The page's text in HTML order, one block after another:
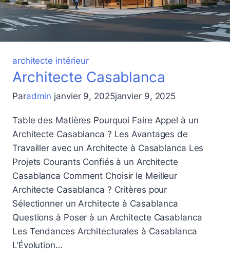
architecte intérieur
Architecte Casablanca
Paradmin janvier 9, 2025janvier 9, 2025
Table des Matières Pourquoi Faire Appel à un
Architecte Casablanca ? Les Avantages de
Travailler avec un Architecte à Casablanca Les
Projets Courants Confiés à un Architecte
Casablanca Comment Choisir le Meilleur
Architecte Casablanca ? Critères pour
Sélectionner un Architecte à Casablanca
Questions à Poser à un Architecte Casablanca
Les Tendances Architecturales à Casablanca
L’Évolution…